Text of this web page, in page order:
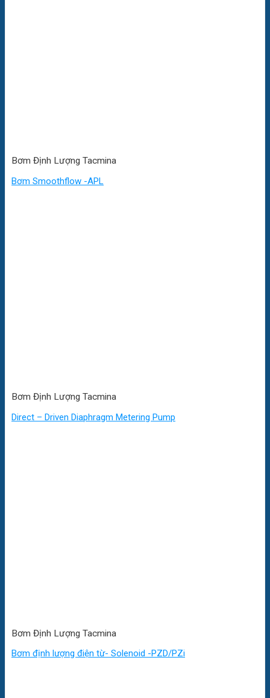
Bơm Định Lượng Tacmina
Bơm Smoothflow -APL
Bơm Định Lượng Tacmina
Direct – Driven Diaphragm Metering Pump
Bơm Định Lượng Tacmina
Bơm định lượng điện từ- Solenoid -PZD/PZi